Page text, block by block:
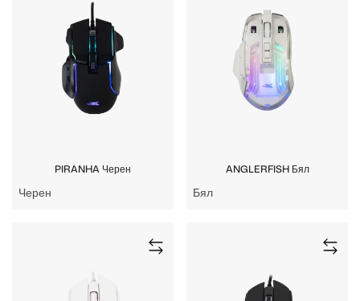
PIRANHA Черен
Черен
ANGLERFISH Бял
Бял